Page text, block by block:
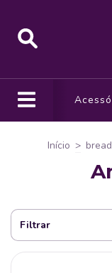
Início >
Filtrar